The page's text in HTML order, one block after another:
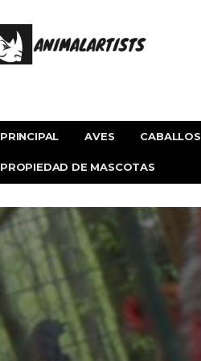
PRINCIPAL AVES CABALLOS
PROPIEDAD DE MASCOTAS